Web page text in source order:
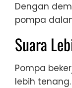
Dengan
pompa
Suara
Pompa
lebih tenang.